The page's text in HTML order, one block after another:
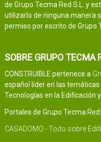
de Grupo Tecma Red S.L. y
utilizarlo de ninguna manera
permiso por escrito de Grupo
SOBRE GRUPO TECMA
CONSTRUIBLE pertenece a
español líder en las
Tecnologías en la Edificación
Portales de Grupo Tecma Red:
CASADOMO - Todo sobre